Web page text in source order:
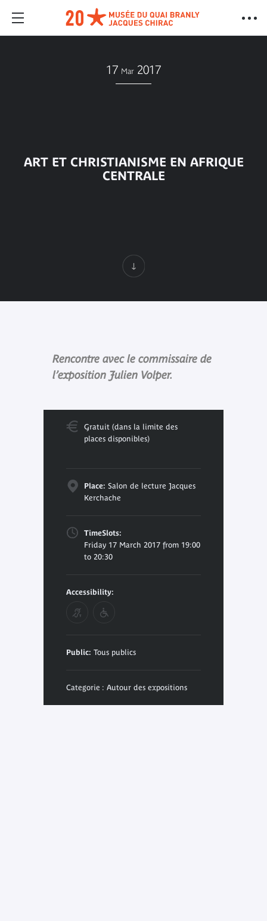
17 Mar 2017
ART ET CHRISTIANISME EN AFRIQUE
CENTRALE
Rencontre avec le commissaire de
l’exposition Julien Volper.
Gratuit (dans la limite des
places disponibles)
Place: Salon de lecture Jacques
Kerchache
TimeSlots:
Friday 17 March 2017 from 19:00
to 20:30
Accessibility:
Public: Tous publics
Categorie : Autour des expositions